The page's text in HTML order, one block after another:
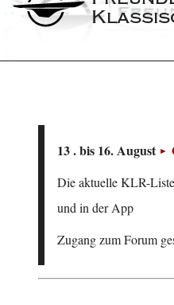
13 . bis 16. August
Die aktuelle KLR-
und in der App
Zugang zum Forum